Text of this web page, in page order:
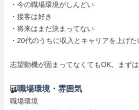
・今の職場環境がしんどい
・接客は好き
・将来はまだ決まってない
・20代のうちに収入とキャリアを上げた
志望動機が固まってなくてもOK。まず
職場環境・雰囲気
職場環境